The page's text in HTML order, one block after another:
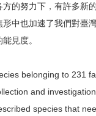
的努力下，有許多新
中也加速了我們對臺
見度。
belonging to 231
and
species that